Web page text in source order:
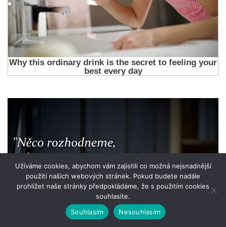
Užíváme cookies, abychom vám zajistili co možná nejsnadnější
použití našich webových stránek. Pokud budete nadále
prohlížet naše stránky předpokládáme, že s použitím cookies
souhlasíte.
Souhlasím
Nesouhlasím